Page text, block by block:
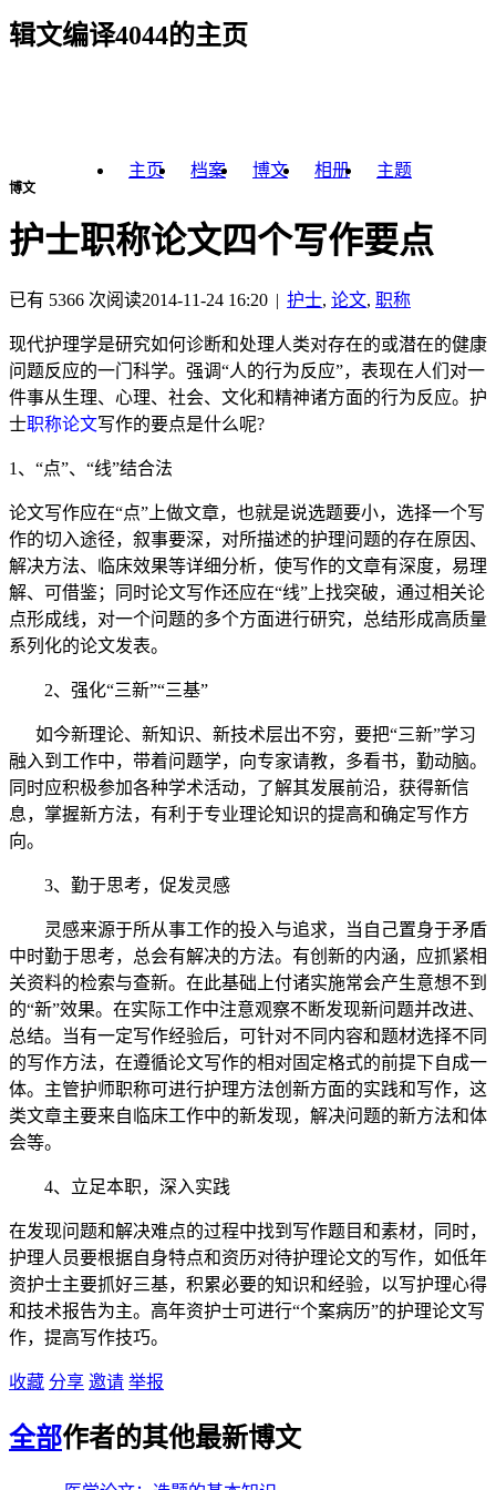
辑文编译4044的主页
主页 档案 博文 相册 主题
博文
护士职称论文四个写作要点
已有 5366 次阅读2014-11-24 16:20 | 护士, 论文, 职称
现代护理学是研究如何诊断和处理人类对存在的或潜在的健康
问题反应的一门科学。 强调“人的行为反应”，表现在人们对一
件事从生理、心理、社会、文化和精神诸方面的行为反应。护
士职称论文写作的要点是什么呢?
1 、“点”、“线”结合法
论文写作应在“点”上做文章，也就是说选题要小，选择一个写
作的切入途径，叙事要深，对所描述的护理问题的存在原因、
解决方法、临床效果等详细分析，使写作的文章有深度，易理
解、 可借鉴；
同时论文写作还应在“线”上找突破，通过相关论
点形成线，对一个问题的多个方面进行研究，总结形成高质量
系列化的论文发表。
2、强化“三新”“三基”
如今新理论、新知识、新技术层出不穷，要把“三新”学习
融入到工作中，带着问题学，向专家请教，多看书，勤动脑。
同时应积极参加各种学术活动，了解其发展前沿，获得新信
息，掌握新方法，有利于专业理论知识的提高和确定写作方
向。
3、勤于思考，促发灵感
灵感来源于所从事工作的投入与追求，当自己置身于矛盾
中时勤于思考，总会有解决的方法。有创新的内涵，应抓紧相
关资料的检索与查新。在此基础上付诸实施常会产生意想不到
的“新”效果。在实际工作中注意观察不断发现新问题并改进、
总结。当有一定写作经验后， 可针对不同内容和题材选择不同
的写作方法，在遵循论文写作的相对固定格式的前提下自成一
体。主管护师职称可进行护理方法创新方面的实践和写作，这
类文章主要来自临床工作中的新发现，解决问题的新方法和体
会等。
4、立足本职，深入实践
在发现问题和解决难点的过程中找到写作题目和素材，同时，
护理人员要根据自身特点和资历对待护理论文的写作，如低年
资护士主要抓好三基，积累必要的知识和经验，以写护理心得
和技术报告为主。高年资护士可进行“个案病历”的护理论文写
作，提高写作技巧。
收藏 分享 邀请 举报
全部作者的其他最新博文